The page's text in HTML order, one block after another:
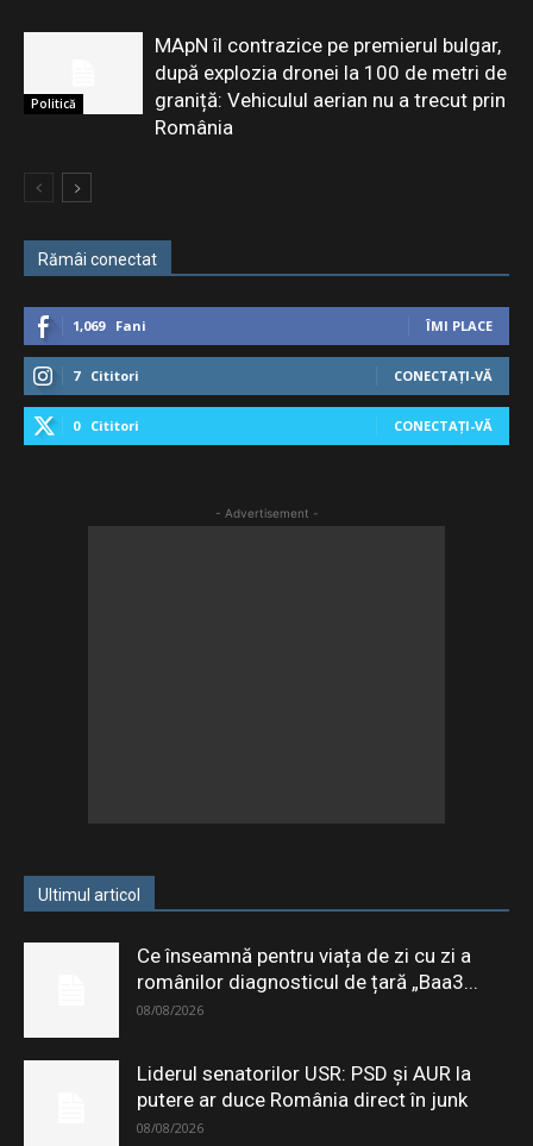
Politică
MApN îl contrazice pe premierul bulgar,
după explozia dronei la 100 de metri de
graniță: Vehiculul aerian nu a trecut prin
România
Rămâi conectat
1,069 Fani ÎMI PLACE
7 Cititori CONECTAȚI-VĂ
0 Cititori CONECTAȚI-VĂ
- Advertisement -
Ultimul articol
Ce înseamnă pentru viața de zi cu zi a
românilor diagnosticul de țară „Baa3...
08/08/2026
Liderul senatorilor USR: PSD şi AUR la
putere ar duce România direct în junk
08/08/2026